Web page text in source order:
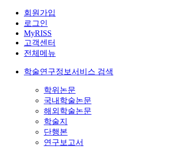
회원가입
로그인
MyRISS
고객센터
전체메뉴
학술연구정보서비스 검색
학위논문
국내학술논문
해외학술논문
학술지
단행본
연구보고서